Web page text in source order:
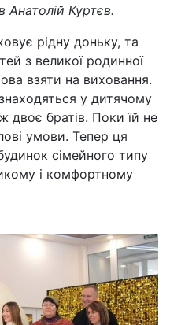
Анатолій Куртєв.
рідну доньку, та
з великої родинної
взяти на виховання.
у дитячому
двоє братів. Поки їй не
умови. Тепер ця
сімейного типу
і комфортному